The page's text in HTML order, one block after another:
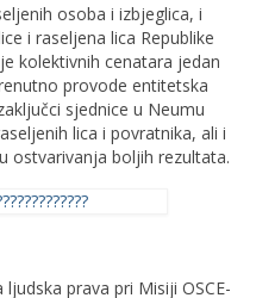
osoba i izbjeglica, i
i raseljena lica Republike
kolektivnih cenatara jedan
provode entitetska
sjednice u Neumu
lica i povratnika, ali i
ostvarivanja boljih rezultata.
prava pri Misiji OSCE-